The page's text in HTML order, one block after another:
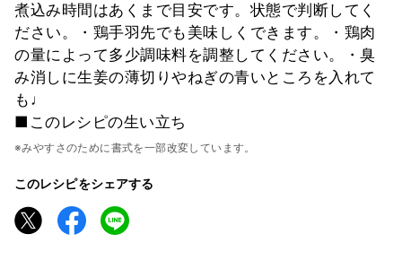
煮込み時間はあくまで目安です。状態で判断してく
ださい。・鶏手羽先でも美味しくできます。・鶏肉
の量によって多少調味料を調整してください。・臭
み消しに生姜の薄切りやねぎの青いところを入れて
も♩
■このレシピの生い立ち
※みやすさのために書式を一部改変しています。
このレシピをシェアする